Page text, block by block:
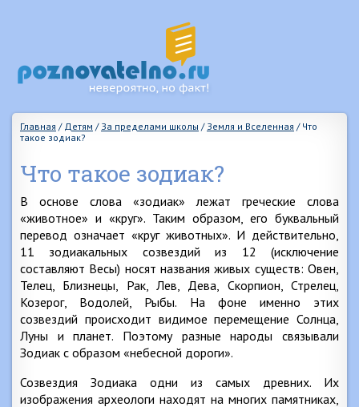
Главная / Детям / За пределами школы / Земля и Вселенная / Что
такое зодиак?
Что такое зодиак?
В основе слова «зодиак» лежат греческие слова
«животное» и «круг». Таким образом, его буквальный
перевод означает «круг животных». И действительно,
11 зодиакальных созвездий из 12 (исключение
составляют Весы) носят названия живых существ: Овен,
Телец, Близнецы, Рак, Лев, Дева, Скорпион, Стрелец,
Козерог, Водолей, Рыбы. На фоне именно этих
созвездий происходит видимое перемещение Солнца,
Луны и планет. Поэтому разные народы связывали
Зодиак с образом «небесной дороги».
Созвездия Зодиака одни из самых древних. Их
изображения археологи находят на многих памятниках,